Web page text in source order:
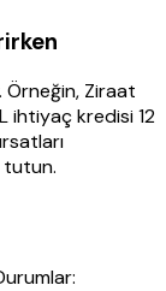
Ziraat
ihtiyaç kredisi 12
tutun.